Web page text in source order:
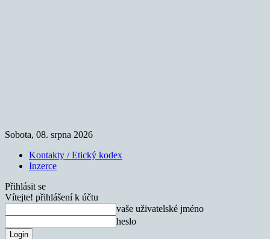
Sobota, 08. srpna 2026
Kontakty / Etický kodex
Inzerce
Přihlásit se
Vítejte! přihlášení k účtu
vaše uživatelské jméno
heslo